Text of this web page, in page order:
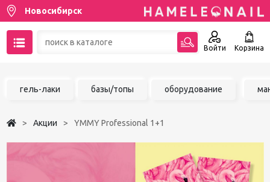
Новосибирск
Войти Корзина
гель-лаки базы/топы оборудование
Акции YMMY Professional 1+1